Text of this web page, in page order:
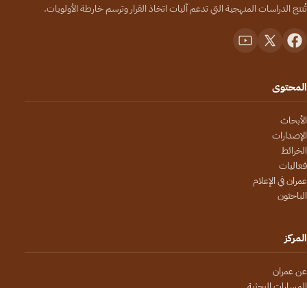
تُنتج الدراسات المنهجية التي تدعم آليات اتخاذ القرار وترسم خارطة الأولويات.
المحتوى
الأبحاث
الإصدارات
الخرائط
فعاليات
عمران في الإعلام
الباحثون
المركز
عن عمران